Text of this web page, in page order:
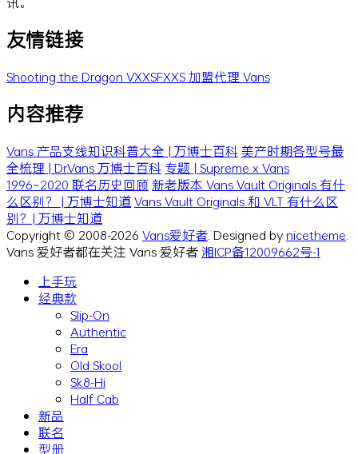
友情链接
Shooting the Dragon VXXSFXXS加盟代理 Vans
内容推荐
Vans 产品支线知识科普大全 | 万博士百科美产时期各型号最
全梳理 | Dr.Vans 万博士百科 专题 | Supreme x Vans
1996~2020 联名历史回顾 新老版本 Vans Vault Originals 有什
么区别？ | 万博士知道Vans Vault Originals 和 VLT 有什么区
别？| 万博士知道
Copyright © 2008-2026 Vans爱好者 . Designed bynicetheme
Vans 爱好者都在关注 Vans 爱好者湘ICP备12009662号-1
上手玩
经典款
Slip-On
Authentic
Era
Old Skool
Sk8-Hi
Half Cab
新品
联名
型册